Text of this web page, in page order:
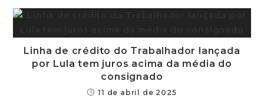
Linha de crédito do Trabalhador lançada
por Lula tem juros acima da média do
consignado
11 de abril de 2025